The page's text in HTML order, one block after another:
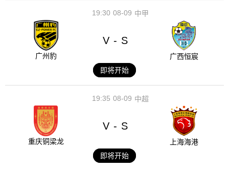
08-09
19:30 中甲
广州豹
V - S
广西恒宸
即将开始
08-09
19:35 中超
重庆铜梁龙
V - S
上海海港
即将开始